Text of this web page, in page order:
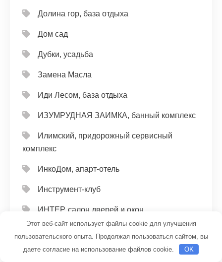
Долина гор, база отдыха
Дом сад
Дубки, усадьба
Замена Масла
Иди Лесом, база отдыха
ИЗУМРУДНАЯ ЗАИМКА, банный комплекс
Илимский, придорожный сервисный
комплекс
ИнкоДом, апарт-отель
Инструмент-клуб
ИНТЕР, салон дверей и окон
Иргина, гостиница
Исток, участок банно-прачечного хозяйства
Этот веб-сайт использует файлы cookie для улучшения
пользовательского опыта. Продолжая пользоваться сайтом, вы
даете согласие на использование файлов cookie.
OK